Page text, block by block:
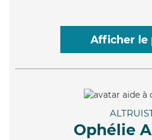
Afficher le
Ophélie